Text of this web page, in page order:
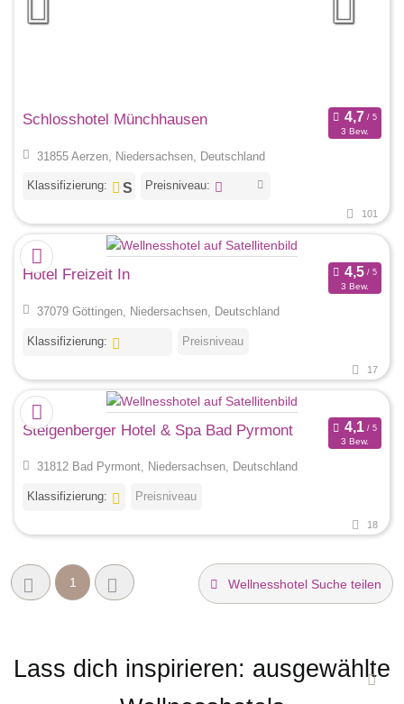
Schlosshotel Münchhausen
3 Bew.
31855 Aerzen, Niedersachsen, Deutschland
Klassifizierung: Preisniveau:
101
Hotel Freizeit In
3 Bew.
37079 Göttingen, Niedersachsen, Deutschland
Klassifizierung: Preisniveau
17
Steigenberger Hotel & Spa Bad Pyrmont
3 Bew.
31812 Bad Pyrmont, Niedersachsen, Deutschland
Klassifizierung: Preisniveau
18
1 Wellnesshotel Suche teilen
Lass dich inspirieren: ausgewählte